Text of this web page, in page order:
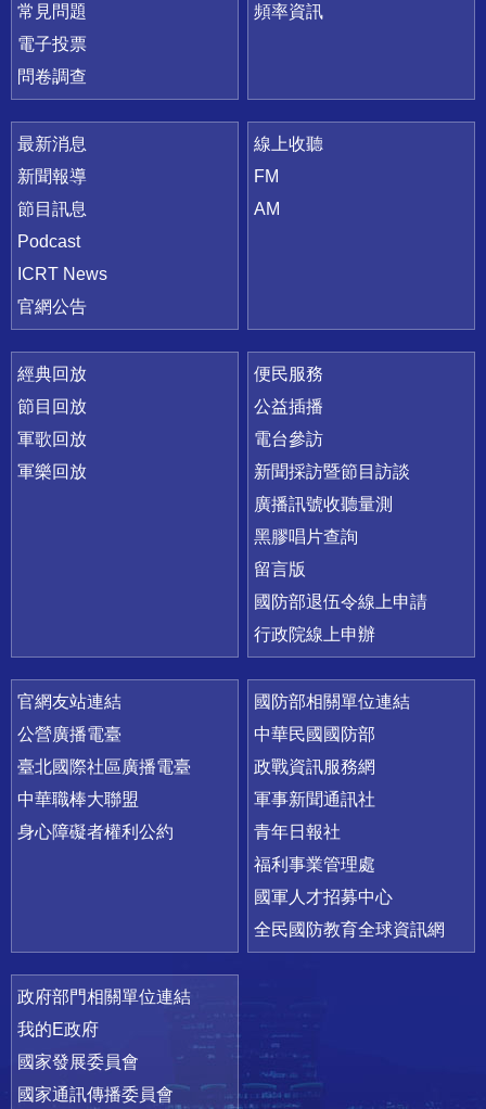
常見問題
電子投票
問卷調查
頻率資訊
最新消息
新聞報導
節目訊息
Podcast
ICRT News
官網公告
線上收聽
FM
AM
經典回放
節目回放
軍歌回放
軍樂回放
便民服務
公益插播
電台參訪
新聞採訪暨節目訪談
廣播訊號收聽量測
黑膠唱片查詢
留言版
國防部退伍令線上申請
行政院線上申辦
官網友站連結
公營廣播電臺
臺北國際社區廣播電臺
中華職棒大聯盟
身心障礙者權利公約
國防部相關單位連結
中華民國國防部
政戰資訊服務網
軍事新聞通訊社
青年日報社
福利事業管理處
國軍人才招募中心
全民國防教育全球資訊網
政府部門相關單位連結
我的E政府
國家發展委員會
國家通訊傳播委員會